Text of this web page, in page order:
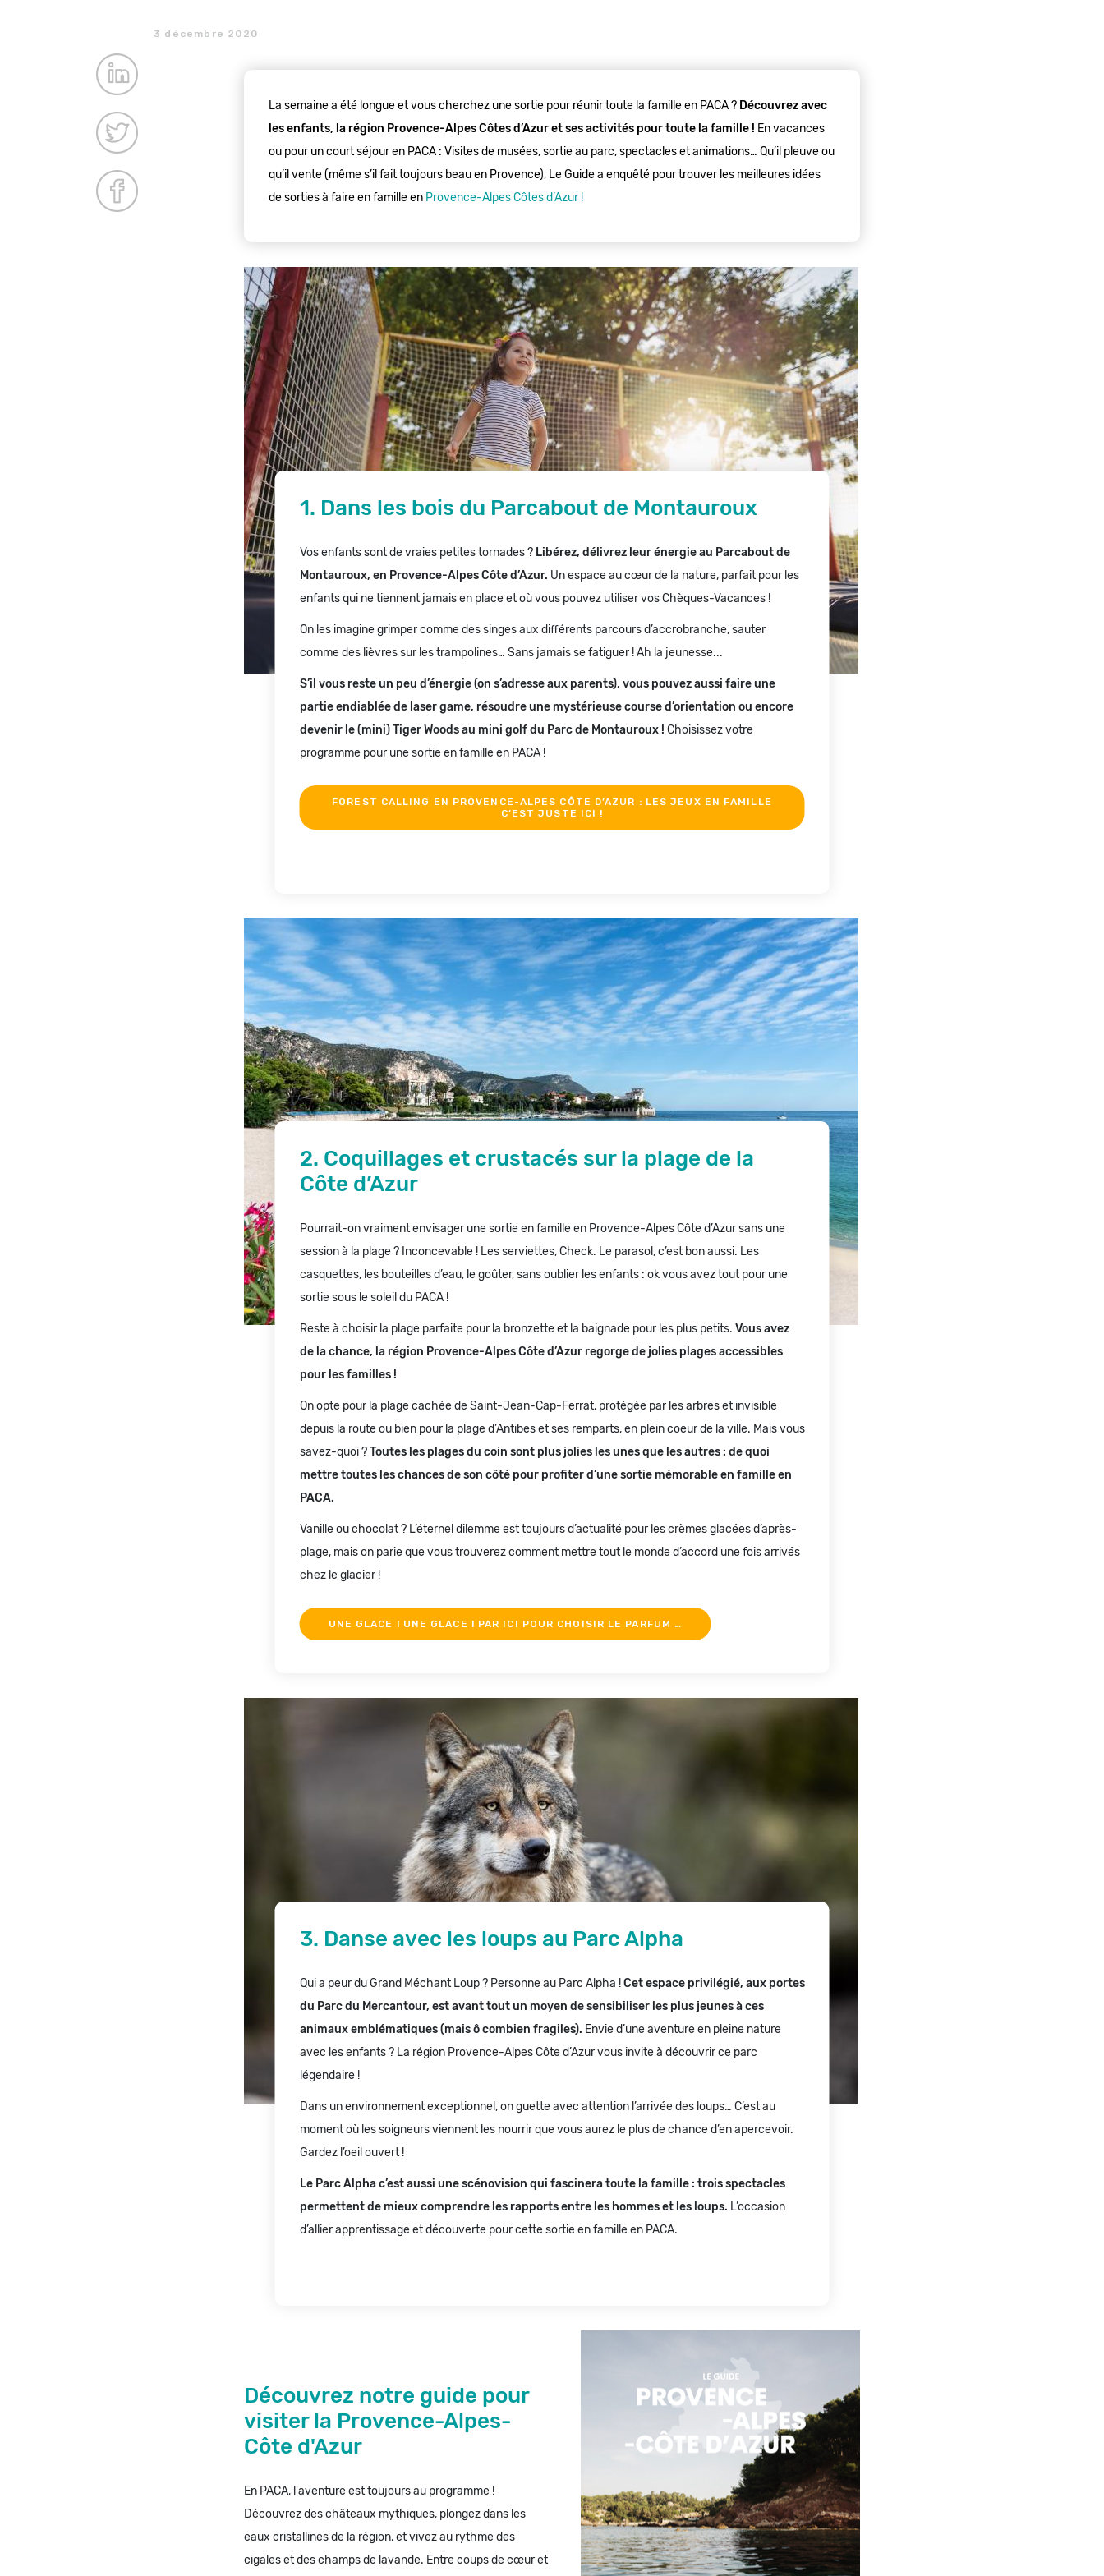
3 décembre 2020
La semaine a été longue et vous cherchez une sortie pour réunir toute la famille en PACA ? Découvrez avec
les enfants, la région Provence-Alpes Côtes d’Azur et ses activités pour toute la famille ! En vacances
ou pour un court séjour en PACA : Visites de musées, sortie au parc, spectacles et animations… Qu’il pleuve ou
qu’il vente (même s’il fait toujours beau en Provence), Le Guide a enquêté pour trouver les meilleures idées
de sorties à faire en famille en Provence-Alpes Côtes d’Azur !
1. Dans les bois du Parcabout de Montauroux
Vos enfants sont de vraies petites tornades ? Libérez, délivrez leur énergie au Parcabout de
Montauroux, en Provence-Alpes Côte d’Azur. Un espace au cœur de la nature, parfait pour les
enfants qui ne tiennent jamais en place et où vous pouvez utiliser vos Chèques-Vacances !
On les imagine grimper comme des singes aux différents parcours d’accrobranche, sauter
comme des lièvres sur les trampolines… Sans jamais se fatiguer ! Ah la jeunesse...
S’il vous reste un peu d’énergie (on s’adresse aux parents), vous pouvez aussi faire une
partie endiablée de laser game, résoudre une mystérieuse course d’orientation ou encore
devenir le (mini) Tiger Woods au mini golf du Parc de Montauroux ! Choisissez votre
programme pour une sortie en famille en PACA !
FOREST CALLING EN PROVENCE-ALPES CÔTE D’AZUR : LES JEUX EN FAMILLE
C’EST JUSTE ICI !
2. Coquillages et crustacés sur la plage de la
Côte d’Azur
Pourrait-on vraiment envisager une sortie en famille en Provence-Alpes Côte d’Azur sans une
session à la plage ? Inconcevable ! Les serviettes, Check. Le parasol, c’est bon aussi. Les
casquettes, les bouteilles d’eau, le goûter, sans oublier les enfants : ok vous avez tout pour une
sortie sous le soleil du PACA !
Reste à choisir la plage parfaite pour la bronzette et la baignade pour les plus petits. Vous avez
de la chance, la région Provence-Alpes Côte d’Azur regorge de jolies plages accessibles
pour les familles !
On opte pour la plage cachée de Saint-Jean-Cap-Ferrat, protégée par les arbres et invisible
depuis la route ou bien pour la plage d’Antibes et ses remparts, en plein coeur de la ville. Mais vous
savez-quoi ?Toutes les plages du coin sont plus jolies les unes que les autres : de quoi
mettre toutes les chances de son côté pour profiter d’une sortie mémorable en famille en
PACA.
Vanille ou chocolat ? L’éternel dilemme est toujours d’actualité pour les crèmes glacées d’après-
plage, mais on parie que vous trouverez comment mettre tout le monde d’accord une fois arrivés
chez le glacier !
UNE GLACE ! UNE GLACE ! PAR ICI POUR CHOISIR LE PARFUM …
3. Danse avec les loups au Parc Alpha
Qui a peur du Grand Méchant Loup ? Personne au Parc Alpha !Cet espace privilégié, aux portes
du Parc du Mercantour, est avant tout un moyen de sensibiliser les plus jeunes à ces
animaux emblématiques (mais ô combien fragiles). Envie d’une aventure en pleine nature
avec les enfants ? La région Provence-Alpes Côte d’Azur vous invite à découvrir ce parc
légendaire !
Dans un environnement exceptionnel, on guette avec attention l’arrivée des loups… C’est au
moment où les soigneurs viennent les nourrir que vous aurez le plus de chance d’en apercevoir.
Gardez l’oeil ouvert !
Le Parc Alpha c’est aussi une scénovision qui fascinera toute la famille : trois spectacles
permettent de mieux comprendre les rapports entre les hommes et les loups. L’occasion
d’allier apprentissage et découverte pour cette sortie en famille en PACA.
Découvrez notre guide pour
visiter la Provence-Alpes-
Côte d'Azur
En PACA, l'aventure est toujours au programme !
Découvrez des châteaux mythiques, plongez dans les
eaux cristallines de la région, et vivez au rythme des
cigales et des champs de lavande. Entre coups de cœur et